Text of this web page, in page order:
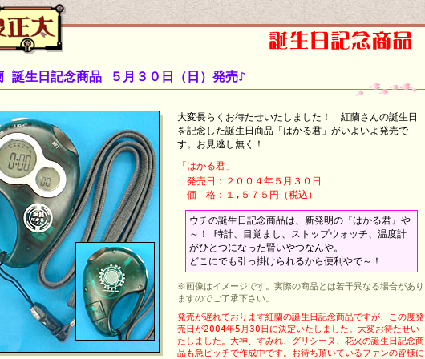
誕生日記念商品 ５月３０日（日）発売♪
大変長らくお待たせいたしました！ 紅蘭さんの誕生日
を記念した誕生日商品「はかる君」がいよいよ発売で
す。お見逃し無く！
「はかる君」
発売日：２００４年５月３０日
価 格：１,５７５円（税込）
ウチの誕生日記念商品は、新発明の『はかる君』や
～！ 時計、目覚まし、ストップウォッチ、温度計
がひとつになった賢いやつなんや。
どこにでも引っ掛けられるから便利やで～！
※画像はイメージです。実際の商品とは若干異なる場合があり
ますのでご了承下さい。
発売が遅れております紅蘭の誕生日記念商品ですが、この度発
売日が2004年5月30日に決定いたしました。大変お待たせい
たしました。大神、すみれ、グリシーヌ、花火の誕生日記念商
品も急ピッチで作成中です。お待ち頂いているファンの皆様に